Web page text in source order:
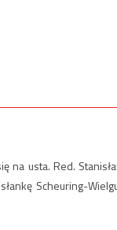
na usta. Red.
Scheuring-